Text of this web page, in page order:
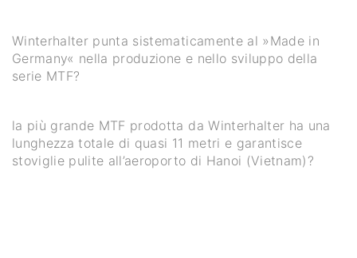
Winterhalter punta sistematicamente al »Made in
Germany« nella produzione e nello sviluppo della
serie MTF?
la più grande MTF prodotta da Winterhalter ha una
lunghezza totale di quasi 11 metri e garantisce
stoviglie pulite all’aeroporto di Hanoi (Vietnam)?